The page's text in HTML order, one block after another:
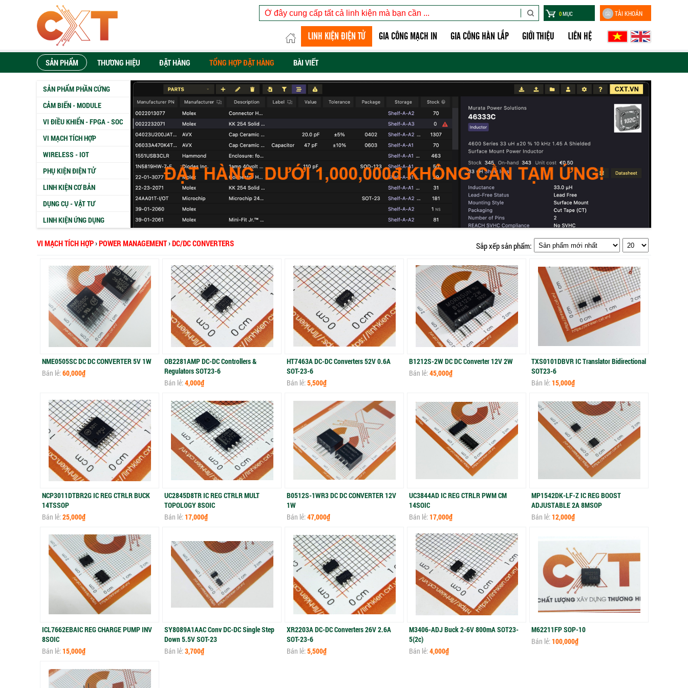
0MỤC TÀI KHOẢN
LINH KIỆN ĐIỆN TỬ GIA CÔNG MẠCH IN GIA CÔNG HÀN LẮP GIỚI THIỆU LIÊN HỆ
SẢN PHẨM THƯƠNG HIỆU ĐẶT HÀNG TỔNG HỢP ĐẶT HÀNG BÀI VIẾT
SẢN PHẨM PHẦN CỨNG
CẢM BIẾN - MODULE
VI ĐIỀU KHIỂN - FPGA - SOC
VI MẠCH TÍCH HỢP
WIRELESS - IOT
PHỤ KIỆN ĐIỆN TỬ
LINH KIỆN CƠ BẢN
DỤNG CỤ - VẬT TƯ
LINH KIỆN ỨNG DỤNG
VI MẠCH TÍCH HỢP›POWER MANAGEMENT›DC/DC CONVERTERS Sắp xếp sản phẩm:
NME0505SC DC DC CONVERTER 5V 1W
Bán lẻ:60,000₫
OB2281AMP DC-DC Controllers &
Regulators SOT23-6
Bán lẻ:4,000₫
HT7463A DC-DC Converters 52V 0.6A
SOT-23-6
Bán lẻ:5,500₫
B1212S-2W DC DC Converter 12V 2W
Bán lẻ:45,000₫
TXS0101DBVR IC Translator Bidirectional
SOT23-6
Bán lẻ:15,000₫
NCP3011DTBR2G IC REG CTRLR BUCK
14TSSOP
Bán lẻ:25,000₫
UC2845D8TR IC REG CTRLR MULT
TOPOLOGY 8SOIC
Bán lẻ:17,000₫
B0512S-1WR3 DC DC CONVERTER 12V
1W
Bán lẻ:47,000₫
UC3844AD IC REG CTRLR PWM CM
14SOIC
Bán lẻ:17,000₫
MP1542DK-LF-Z IC REG BOOST
ADJUSTABLE 2A 8MSOP
Bán lẻ:12,000₫
ICL7662EBAIC REG CHARGE PUMP INV
8SOIC
Bán lẻ:15,000₫
SY8089A1AAC Conv DC-DC Single Step
Down 5.5V SOT-23
Bán lẻ:3,700₫
XR2203A DC-DC Converters 26V 2.6A
SOT-23-6
Bán lẻ:5,500₫
M3406-ADJ Buck 2-6V 800mA SOT23-
5(2c)
Bán lẻ:4,000₫
M62211FP SOP-10
Bán lẻ:100,000₫